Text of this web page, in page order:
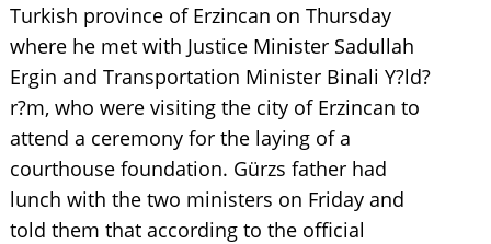
Turkish province of Erzincan on Thursday
where he met with Justice Minister Sadullah
Ergin and Transportation Minister Binali Y?ld?
r?m, who were visiting the city of Erzincan to
attend a ceremony for the laying of a
courthouse foundation. Gürzs father had
lunch with the two ministers on Friday and
told them that according to the official